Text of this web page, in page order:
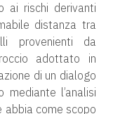
ai rischi derivanti
distanza tra
provenienti da
adottato in
di un dialogo
l’analisi
come scopo